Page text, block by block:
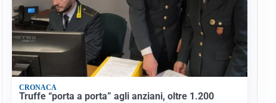
CRONACA
Truffe “porta a porta” agli anziani, oltre 1.200